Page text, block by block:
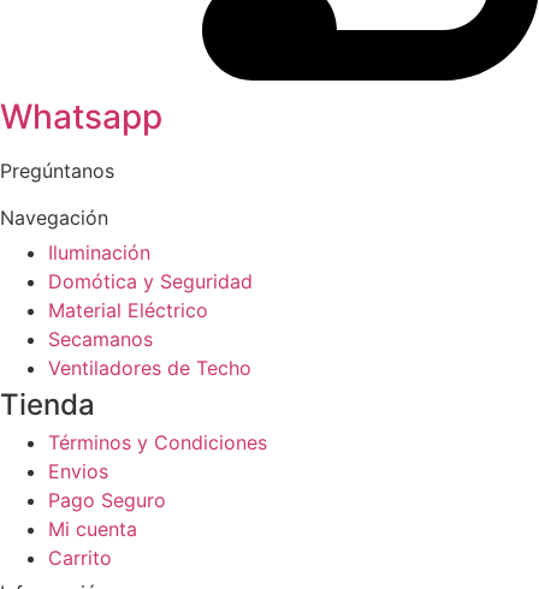
Whatsapp
Pregúntanos
Navegación
Iluminación
Domótica y Seguridad
Material Eléctrico
Secamanos
Ventiladores de Techo
Tienda
Términos y Condiciones
Envios
Pago Seguro
Mi cuenta
Carrito